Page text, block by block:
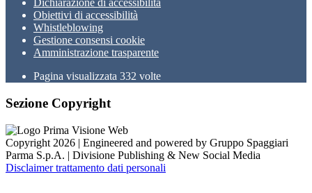
Dichiarazione di accessibilità
Obiettivi di accessibilità
Whistleblowing
Gestione consensi cookie
Amministrazione trasparente
Pagina visualizzata 332 volte
Sezione Copyright
Copyright 2026 | Engineered and powered by Gruppo Spaggiari
Parma S.p.A. | Divisione Publishing & New Social Media
Disclaimer trattamento dati personali